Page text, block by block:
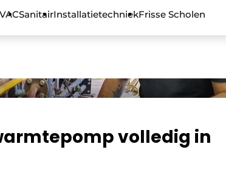
SanitairInstallatietechniekFrisse Scholen
volledig in